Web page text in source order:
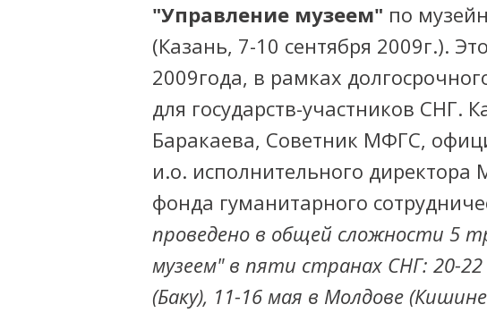
"Управление музеем" по
(Казань, 7-10 сентября 2009г.).
2009года, в рамках
для государств-участников СНГ.
Баракаева, Советник МФГС,
и.о. исполнительного директора
фонда гуманитарного
проведено в общей сложности 5
музеем" в пяти странах СНГ: 20-
(Баку), 11-16 мая в Молдове